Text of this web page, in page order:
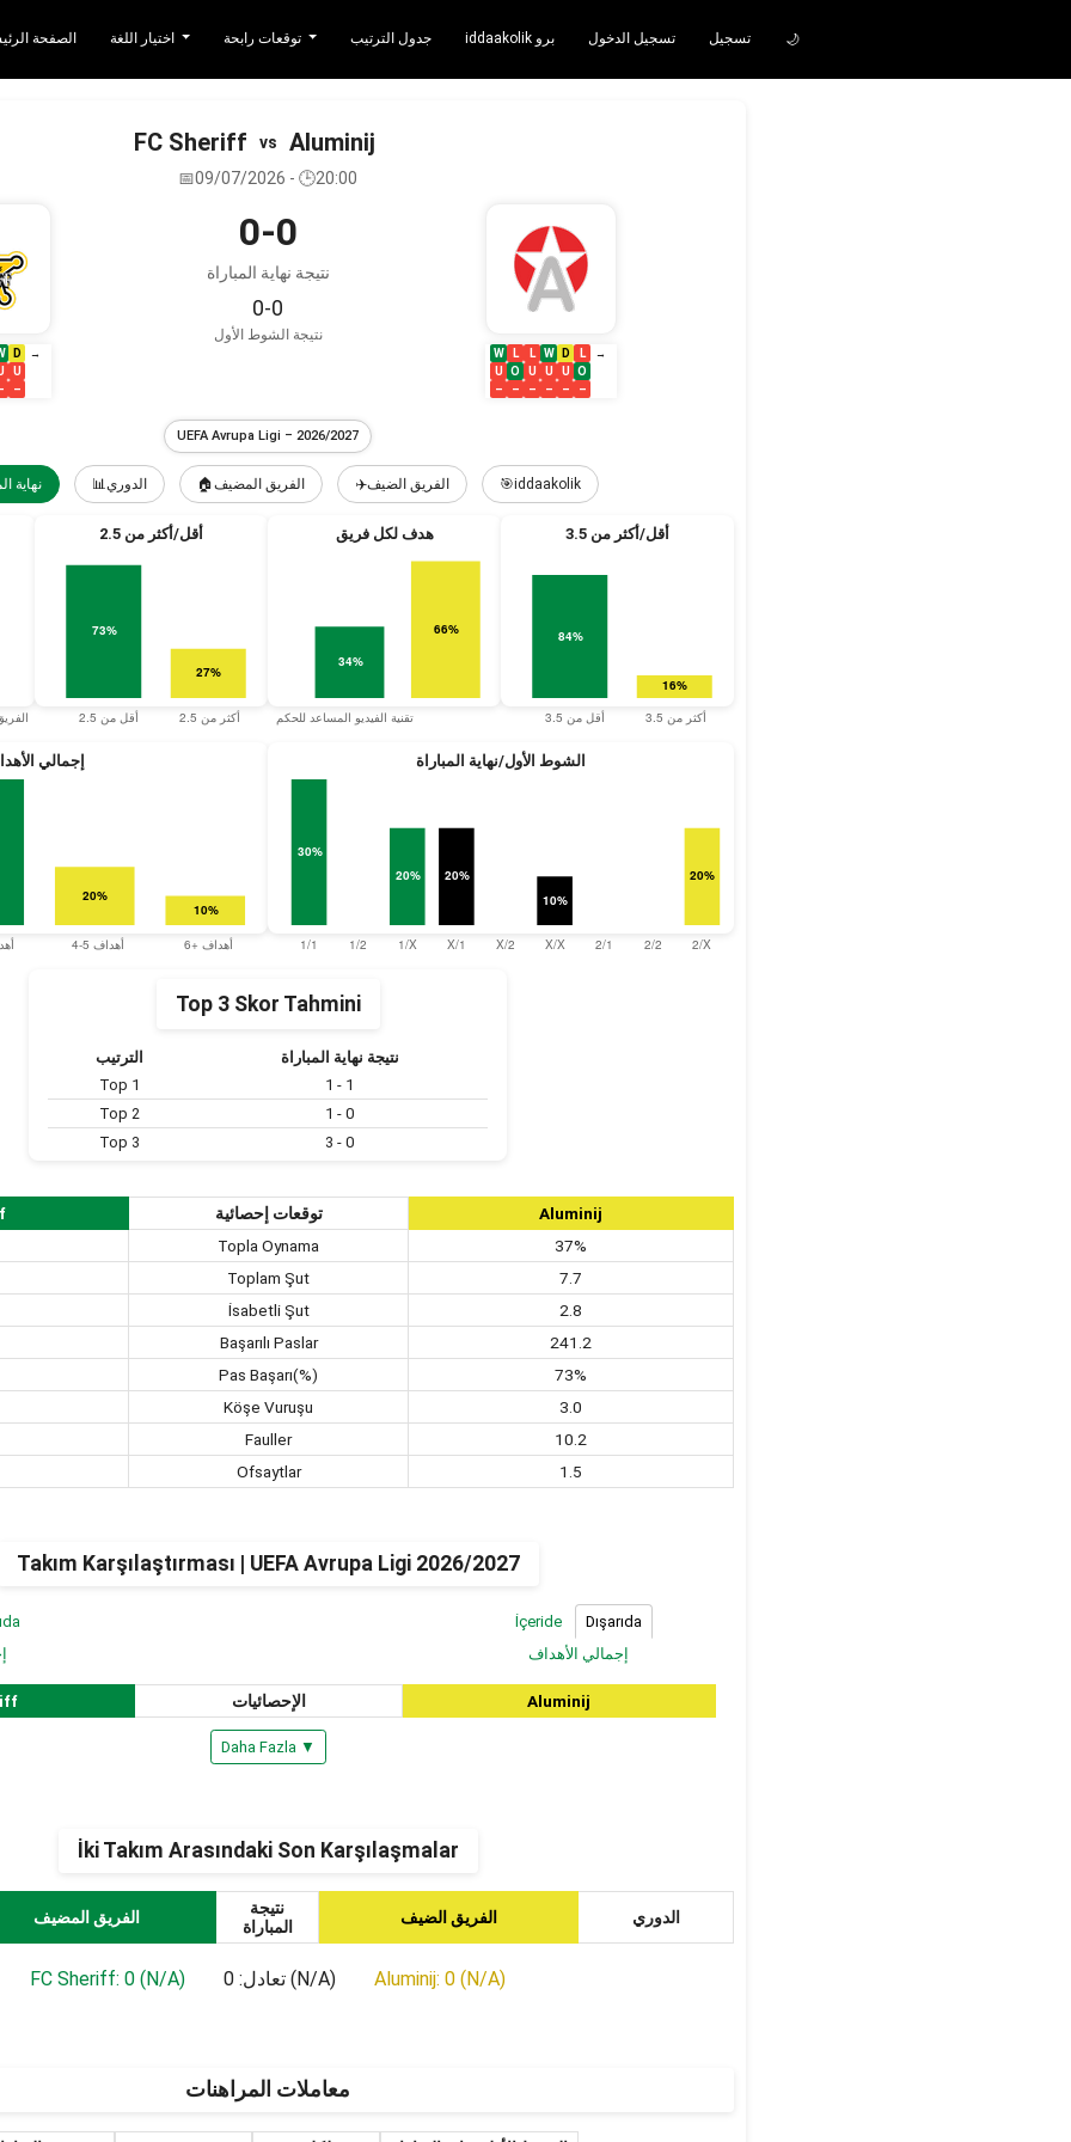
الصفحة توقعات رابحة جدول الترتيب iddaakolik برو تسجيل الدخول تسجيل 🌙
FC Sheriff vs Aluminij
📅09/07/2026 - 🕒20:00
D
U
–
→
0-0
نتيجة نهاية المباراة
0-0
نتيجة الشوط الأول
W
U
–
L
O
–
L
U
–
W
U
–
D
U
–
L
O
–
→
UEFA Avrupa Ligi – 2026/2027
⚽نهاية 📊الدوري 🏠الفريق المضيف ✈️الفريق الضيف 🎯iddaakolik
أقل/أكثر من 2.5 هدف لكل فريق أقل/أكثر من 3.5
إجمالي الشوط الأول/نهاية المباراة
Top 3 Skor Tahmini
الترتيب
نتيجة نهاية المباراة
Top 1
1 - 1
Top 2
1 - 0
Top 3
3 - 0
توقعات إحصائية
Aluminij
Topla Oynama
37%
Toplam Şut
7.7
İsabetli Şut
2.8
Başarılı Paslar
241.2
Pas Başarı(%)
73%
Köşe Vuruşu
3.0
Fauller
10.2
Ofsaytlar
1.5
Takım Karşılaştırması | UEFA Avrupa Ligi 2026/2027
İçeride
Dışarıda
إجمالي الأهداف
الإحصائيات Aluminij
Daha Fazla ▼
İki Takım Arasındaki Son Karşılaşmalar
الفريق المضيف
نتيجة
المباراة
الفريق الضيف الدوري
FC Sheriff: 0 (N/A) تعادل: 0 (N/A) Aluminij: 0 (N/A)
معاملات المراهنات